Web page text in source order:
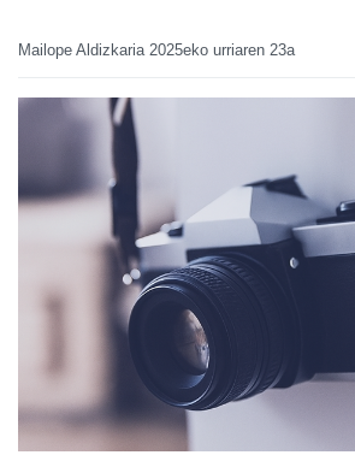
Mailope Aldizkaria 2025eko urriaren 23a